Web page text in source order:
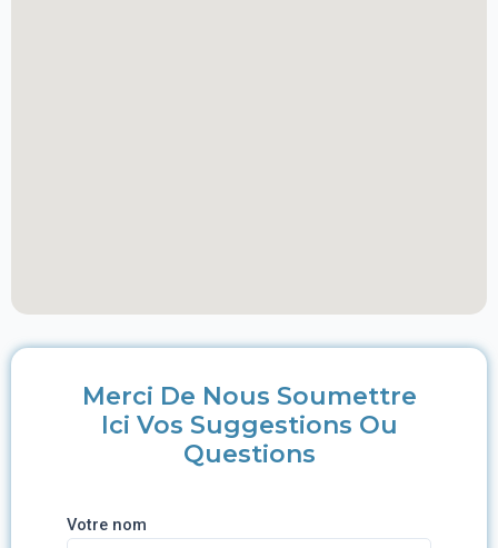
Merci De Nous Soumettre
Ici Vos Suggestions Ou
Questions
Votre nom